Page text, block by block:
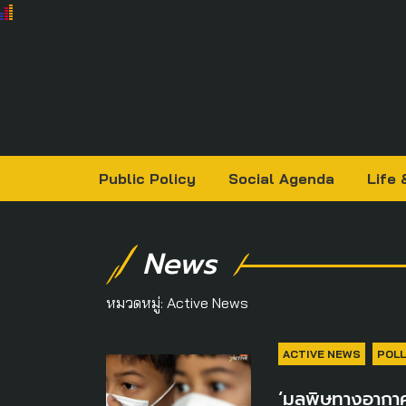
Public Policy Social Agenda Life
News
หมวดหมู่: Active News
ACTIVE NEWS
‘มลพิษทางอาก